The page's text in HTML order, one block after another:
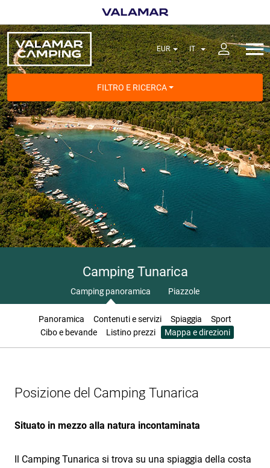
FILTRO E RICERCA
Camping Tunarica
Camping panoramica Piazzole
Panoramica Contenuti e servizi Spiaggia
Sport
Cibo e bevande
Listino prezzi Mappa e direzioni
Posizione del Camping Tunarica
Situato in mezzo alla natura incontaminata
Il Camping Tunarica si trova su una spiaggia della costa